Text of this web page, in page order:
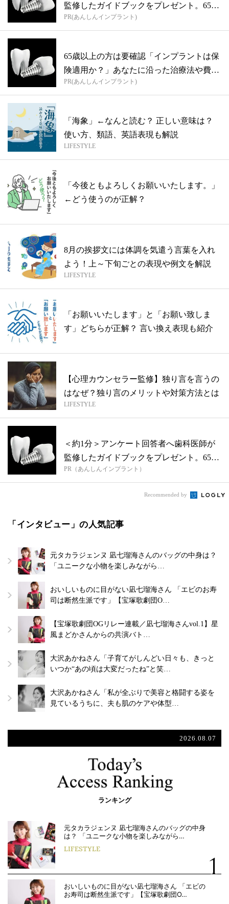
監修したガイドブックをプレゼント。65歳
以...
PR(あんしんインプラント)
65歳以上の方は要確認「インプラントは保
険適用か？」あなたに沿った治療法や費用
を...
PR(あんしんインプラント)
「海象」←なんと読む？ 正しい意味は？
使い方、類語、英語表現も解説
LIFESTYLE
「今後ともよろしくお願いいたします。」
←どう使うのが正解？
8月の挨拶文には体調を気遣う言葉を入れ
よう！上～下旬ごとの表現や例文を解説
LIFESTYLE
「お願いいたします」と「お願い致しま
す」どちらが正解？ 言い換え表現も紹介
【心理カウンセラー監修】独り言を言うの
はなぜ？独り言のメリットや対策方法とは
LIFESTYLE
＜約1分＞アンケート回答者へ歯科医師が
監修したガイドブックをプレゼント。65歳
以...
PR（あんしんインプラント）
Recommended by
「インタビュー」の人気記事
元タカラジェンヌ 凪七瑠海さんのバッグの中身は？
「ユニークな小物を楽しみながら…
おいしいものに目がない凪七瑠海さん 「エビのお寿
司は断然生派です」【宝塚歌劇団O…
【宝塚歌劇団OGリレー連載／凪七瑠海さんvol.1】星
風まどかさんからの共演バト…
大沢あかねさん「子育てがしんどい日々も、きっと
いつか“あの頃は大変だったね”と笑…
大沢あかねさん「私が全ぶりで美容と格闘する姿を
見ているうちに、夫も肌のケアや体型…
2026.08.07
ランキング
元タカラジェンヌ 凪七瑠海さんのバッグの中身
は？ 「ユニークな小物を楽しみながら…
LIFESTYLE
おいしいものに目がない凪七瑠海さん 「エビの
お寿司は断然生派です」【宝塚歌劇団O…